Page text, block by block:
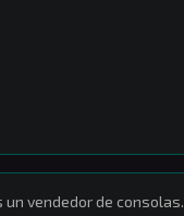
un vendedor de consolas.